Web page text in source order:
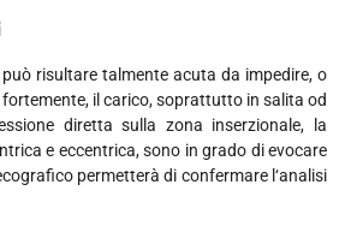
risultare talmente acuta da impedire, o
il carico, soprattutto in salita od
diretta sulla zona inserzionale, la
e eccentrica, sono in grado di evocare
permetterà di confermare l‘analisi